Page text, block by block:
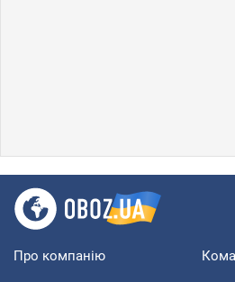
Про компанію